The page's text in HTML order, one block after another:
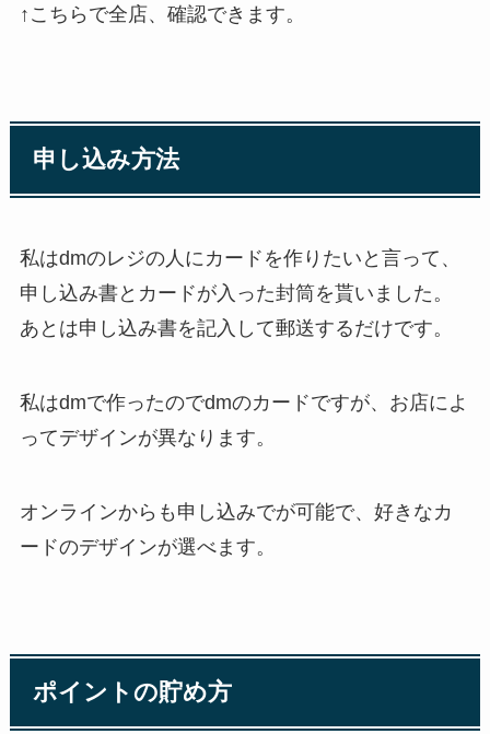
↑こちらで全店、確認できます。
申し込み方法
私はdmのレジの人にカードを作りたいと言って、
申し込み書とカードが入った封筒を貰いました。
あとは申し込み書を記入して郵送するだけです。
私はdmで作ったのでdmのカードですが、お店によ
ってデザインが異なります。
オンラインからも申し込みでが可能で、好きなカ
ードのデザインが選べます。
ポイントの貯め方